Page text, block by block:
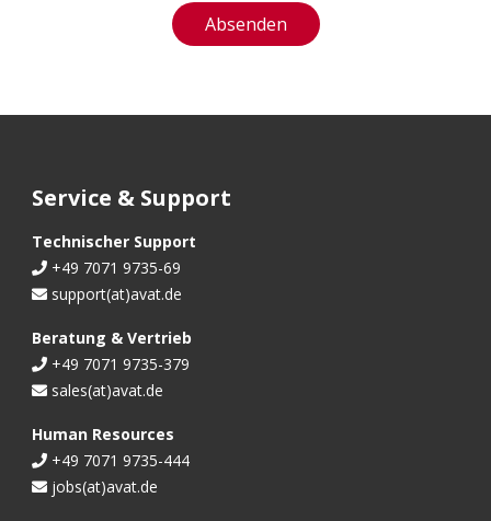
Service & Support
Technischer Support
+49 7071 9735-69
support(at)avat.de
Beratung & Vertrieb
+49 7071 9735-379
sales(at)avat.de
Human Resources
+49 7071 9735-444
jobs(at)avat.de
Google LLC
Einstellungen speichern